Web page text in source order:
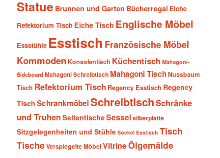
Statue Brunnen und Garten Bücherregal Eiche
Refektorium Tisch Eiche Tisch Englische Möbel
Essstühle Esstisch Französische Möbel
Kommoden Konsolentisch Küchentisch Mahagoni-
SideboardMahagoni Schreibtisch Mahagoni TischNussbaum
Tisch Refektorium Tisch Regency Esstisch Regency
Tisch SchrankmöbelSchreibtischSchränke
und TruhenSeitentischeSesselsilberplatte
Sitzgelegenheiten und Stühle Sockel Esstisch Tisch
TischeVerspiegelte MöbelVitrineÖlgemälde